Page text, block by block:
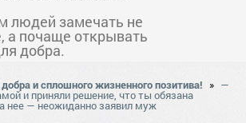
людей замечать не
а почаще открывать
добра.
и сплошного жизненного позитива! » —
и приняли решение, что ты обязана
нее — неожиданно заявил муж